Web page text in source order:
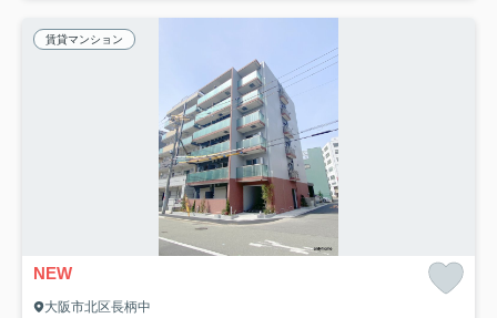
賃貸マンション
NEW
大阪市北区長柄中